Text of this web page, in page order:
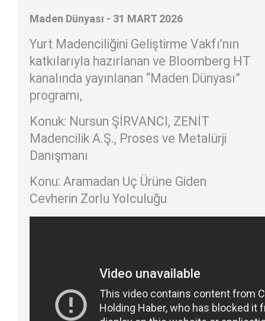
Maden Dünyası - 31 MART 2026
Yurt Madenciliğini Geliştirme Vakfı’nın
katkılarıyla hazırlanan ve Bloomberg HT
kanalında yayınlanan “Maden Dünyası”
programı,
Konuk: Nursun ŞİRVANCI, ZENİT
Madencilik A.Ş., Proses ve Metalürji
Danışmanı
Konu: Aramadan Uç Ürüne Giden
Cevherin Zorlu Yolculuğu